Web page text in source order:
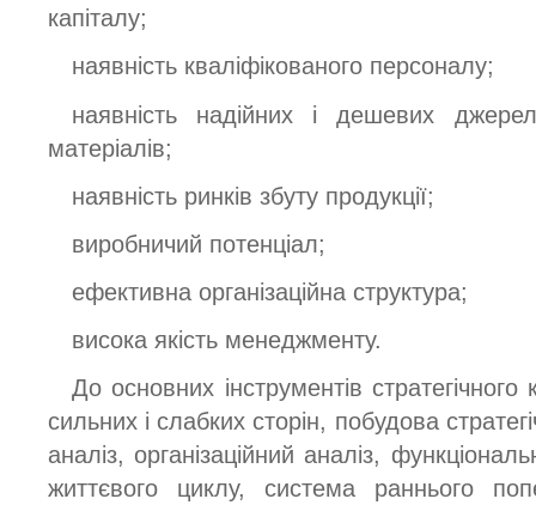
капіталу;
наявність кваліфікованого персоналу;
наявність надійних і дешевих
матеріалів;
наявність ринків збуту продукції;
виробничий потенціал;
ефективна організаційна структура;
висока якість менеджменту.
До основних інструментів стратегічного
сильних і слабких сторін, побудова
аналіз, організаційний аналіз,
життєвого циклу, система раннього